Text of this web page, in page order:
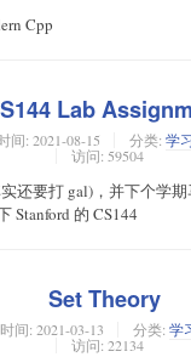
Cpp
Lab
间: 2021-08-15 分类: 学
访问: 59504
还要打 gal)，并下个学
Stanford 的 CS144
Set Theory
时间: 2021-03-13 分类: 学
访问: 22134